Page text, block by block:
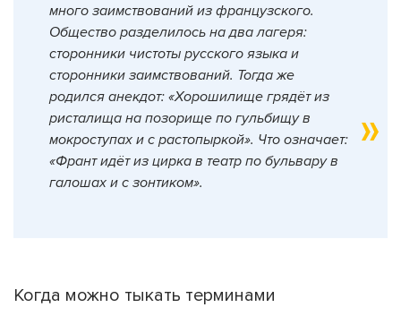
много заимствований из французского.
Общество разделилось на два лагеря:
сторонники чистоты русского языка и
сторонники заимствований. Тогда же
родился анекдот: «Хорошилище грядёт из
ристалища на позорище по гульбищу в
мокроступах и с растопыркой». Что означает:
«Франт идёт из цирка в театр по бульвару в
галошах и с зонтиком».
Когда можно тыкать терминами